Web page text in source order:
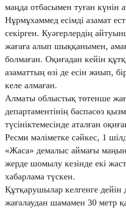
маңда отбасымен туған күнін
Нұрмұхаммед есімді азамат
секірген. Куәгерлердің
жағаға алып шыққанымен,
болмаған. Оқиғадан кейін
азаматтың өзі де есін жиып,
келе алмаған.
Алматы облыстық төтенше
департаментінің баспасөз
түсініктемесінде аталған
Ресми мәліметке сәйкес, 1
«Жаса» демалыс аймағы
жерде шомылу кезінде екі
хабарлама түскен.
Құтқарушылар келгенге
жағалаудан шамамен 30 метр